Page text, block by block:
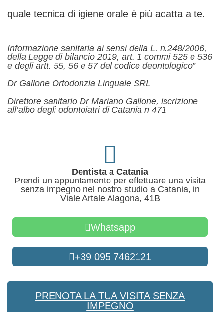
quale tecnica di igiene orale è più adatta a te.
Informazione sanitaria ai sensi della L. n.248/2006,
della Legge di bilancio 2019, art. 1 commi 525 e 536
e degli artt. 55, 56 e 57 del codice deontologico”
Dr Gallone Ortodonzia Linguale SRL
Direttore sanitario Dr Mariano Gallone, iscrizione
all’albo degli odontoiatri di Catania n 471
Dentista a Catania
Prendi un appuntamento per effettuare una visita
senza impegno nel nostro studio a Catania, in
Viale Artale Alagona, 41B
Whatsapp
+39 095 7462121
PRENOTA LA TUA VISITA SENZA
IMPEGNO